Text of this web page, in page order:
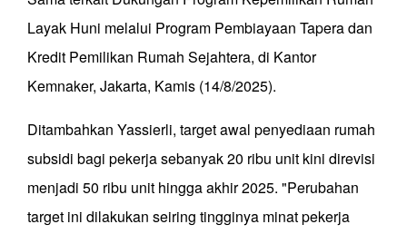
Layak Huni melalui Program Pembiayaan Tapera dan
Kredit Pemilikan Rumah Sejahtera, di Kantor
Kemnaker, Jakarta, Kamis (14/8/2025).
Ditambahkan Yassierli, target awal penyediaan rumah
subsidi bagi pekerja sebanyak 20 ribu unit kini direvisi
menjadi 50 ribu unit hingga akhir 2025. "Perubahan
target ini dilakukan seiring tingginya minat pekerja